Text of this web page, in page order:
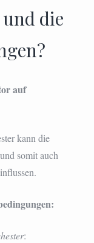
die
auf
kann die
somit auch
: